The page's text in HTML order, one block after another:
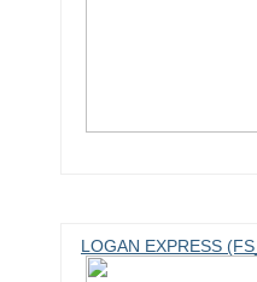
LOGAN EXPRESS